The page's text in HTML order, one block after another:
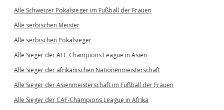
Alle Schweizer Pokalsieger im Fußball der Frauen
Alle serbischen Meister
Alle serbischen Pokalsieger
Alle Sieger der AFC Champions League in Asien
Alle Sieger der afrikanischen Nationenmeisterschaft
Alle Sieger der Asienmeisterschaft im Fußball der Frauen
Alle Sieger der CAF-Champions League in Afrika